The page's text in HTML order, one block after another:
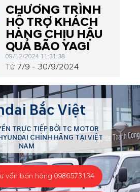
TUCSON
CHƯƠNG TRÌNH
HỖ TRỢ KHÁCH
HÀNG CHỊU HẬU
QUẢ BÃO YAGI
09/12/2024 11:31:38
Từ 7/9 - 30/9/2024
Bắc Việt
TRỰC TIẾP BỞI TC MOTOR
CHÍNH HÃNG TẠI VIỆT
NAM
vấn bán hàng:0986573134